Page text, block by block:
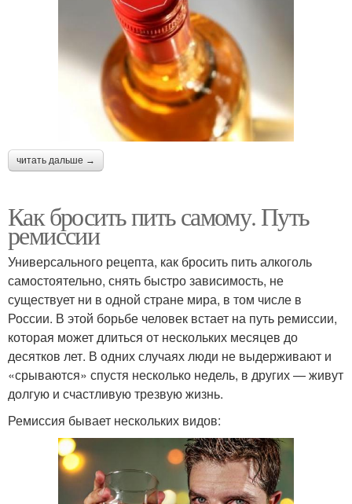
читать дальше →
Как бросить пить самому. Путь
ремиссии
Универсального рецепта, как бросить пить алкоголь
самостоятельно, снять быстро зависимость, не
существует ни в одной стране мира, в том числе в
России. В этой борьбе человек встает на путь ремиссии,
которая может длиться от нескольких месяцев до
десятков лет. В одних случаях люди не выдерживают и
«срываются» спустя несколько недель, в других — живут
долгую и счастливую трезвую жизнь.
Ремиссия бывает нескольких видов: